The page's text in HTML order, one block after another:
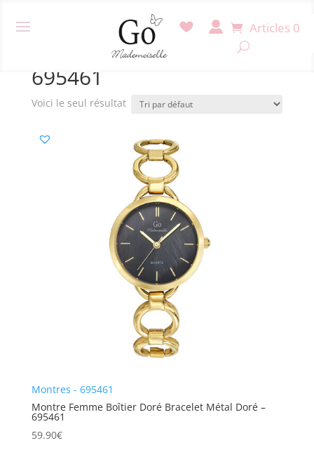
Articles 0
/ Produit Référence / 695461
695461
Voici le seul résultat
Montres - 695461
Montre Femme Boîtier Doré Bracelet Métal Doré –
695461
59.90€